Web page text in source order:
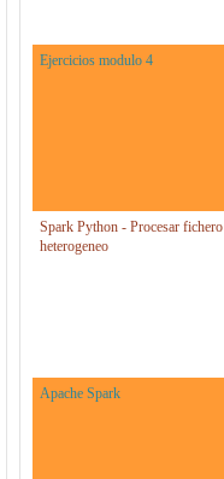
Ejercicios modulo 4
Spark Python - Procesar fichero
heterogeneo
Apache Spark